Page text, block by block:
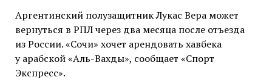
Аргентинский полузащитник Лукас Вера может
вернуться в РПЛ через два месяца после отъезда
из России. «Сочи» хочет арендовать хавбека
у арабской «Аль-Вахды», сообщает «Спорт
Экспресс».